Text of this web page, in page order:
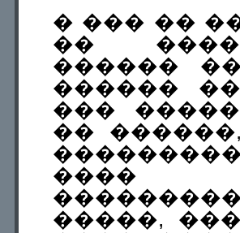
� ��� ��
��
������
������
���
��
����
�����,